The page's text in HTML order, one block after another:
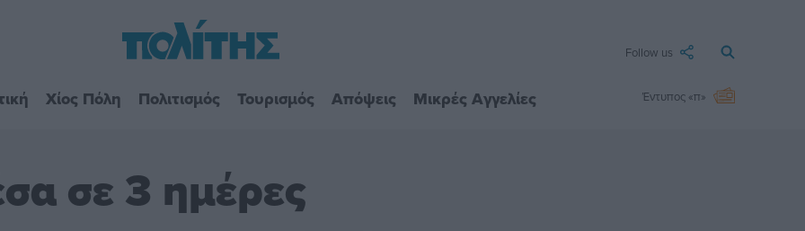
Follow us
Χίος Πόλη Πολιτισμός Τουρισμός Απόψεις Μικρές Αγγελίες Έντυπος «π»
σε 3 ημέρες